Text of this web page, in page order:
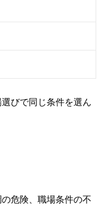
びで同じ条件を選ん
危険、職場条件の不